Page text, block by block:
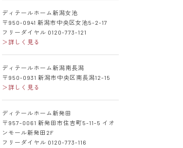
ディテールホーム新潟女池
〒950-0941 新潟市中央区女池5-2-17
フリーダイヤル 0120-773-121
＞詳しく見る
ディテールホーム新潟南長潟
〒950-0931 新潟市中央区南長潟12-15
＞詳しく見る
ディテールホーム新発田
〒957-0061 新発田市住吉町5-11-5 イオ
ンモール新発田2F
フリーダイヤル 0120-773-116